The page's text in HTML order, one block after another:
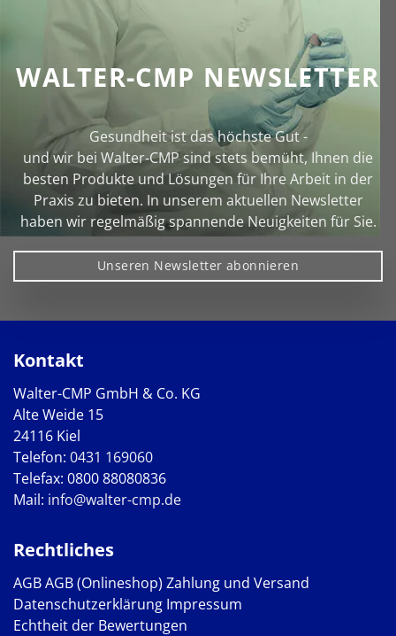
WALTER-CMP NEWSLETTER
Gesundheit ist das höchste Gut -
und wir bei Walter‑CMP sind stets bemüht, Ihnen die
besten Produkte und Lösungen für Ihre Arbeit in der
Praxis zu bieten. In unserem aktuellen Newsletter
haben wir regelmäßig spannende Neuigkeiten für Sie.
Unseren Newsletter abonnieren
Kontakt
Walter-CMP GmbH & Co. KG
Alte Weide 15
24116 Kiel
Telefon: 0431 169060
Telefax: 0800 88080836
Mail: info@walter-cmp.de
Rechtliches
AGBAGB (Onlineshop) Zahlung und Versand
Datenschutzerklärung Impressum
Echtheit der Bewertungen